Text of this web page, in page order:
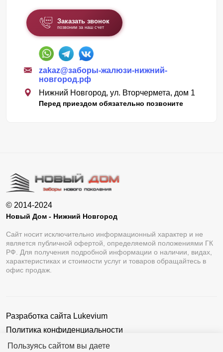
Пользуясь сайтом вы даете
Заказать звонок
позвоним за наш счет
zakaz@заборы-жалюзи-нижний-
новгород.рф
Нижний Новгород, ул. Вторчермета, дом 1
Перед приездом обязательно позвоните
© 2014-2024
Новый Дом - Нижний Новгород
Сайт носит исключительно информационный характер и не
является публичной офертой, определяемой положениями ГК
РФ. Для получения подробной информации о наличии, видах,
характеристиках и стоимости услуг и товаров обращайтесь в
офис продаж.
Разработка сайта Lukevium
Политика конфиденциальности
Пользовательское соглашение